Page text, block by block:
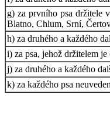
g) za prvního psa držitele
Blatno, Chlum, Srní,
h) za druhého a každého
i) za psa, jehož držitelem je
j) za druhého a každého
k) za každého psa